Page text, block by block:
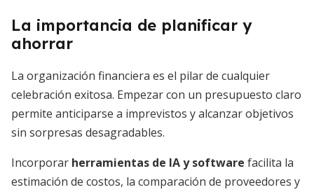
La importancia de planificar y
ahorrar
La organización financiera es el pilar de cualquier
celebración exitosa. Empezar con un presupuesto claro
permite anticiparse a imprevistos y alcanzar objetivos
sin sorpresas desagradables.
Incorporar herramientas de IA y software facilita la
estimación de costos, la comparación de proveedores y